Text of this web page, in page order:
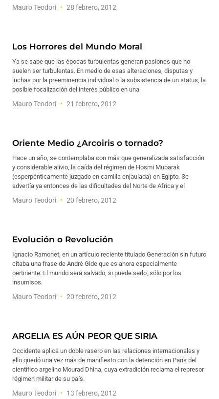
Mauro Teodori 28 febrero, 2012
Los Horrores del Mundo Moral
Ya se sabe que las épocas turbulentas generan pasiones que no
suelen ser turbulentas. En medio de esas alteraciones, disputas y
luchas por la preeminencia individual o la subsistencia de un status, la
posible focalización del interés público en una
Mauro Teodori 21 febrero, 2012
Oriente Medio ¿Arcoiris o tornado?
Hace un año, se contemplaba con más que generalizada satisfacción
y considerable alivio, la caída del régimen de Hosmi Mubarak
(esperpénticamente juzgado en camilla enjaulada) en Egipto. Se
advertía ya entonces de las dificultades del Norte de Africa y el
Mauro Teodori 20 febrero, 2012
Evolución o Revolución
Ignacio Ramonet, en un artículo reciente titulado Generación sin futuro
citaba una frase de André Gide que es ahora especialmente
pertinente: El mundo será salvado, si puede serlo, sólo por los
insumisos.
Mauro Teodori 20 febrero, 2012
ARGELIA ES AÚN PEOR QUE SIRIA
Occidente aplica un doble rasero en las relaciones internacionales y
ello quedó una vez más de manifiesto con la detención en París del
científico argelino Mourad Dhina, cuya extradición reclama el represor
régimen militar de su país.
Mauro Teodori 13 febrero, 2012